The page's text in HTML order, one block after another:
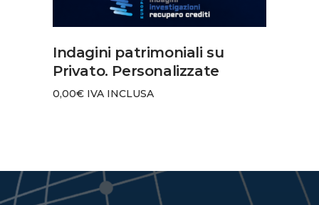
AGGIUNGI AL CARRELLO
Indagini patrimoniali su
Privato. Personalizzate
0,00€ IVA INCLUSA